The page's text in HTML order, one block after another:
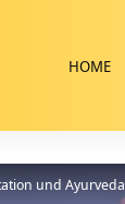
HOME
und Ayurveda